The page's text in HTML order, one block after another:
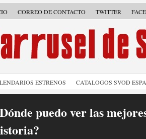
CORREO DE CONTACTO TWITTER
ESTRENOS CATALOGOS SVOD
puedo ver las